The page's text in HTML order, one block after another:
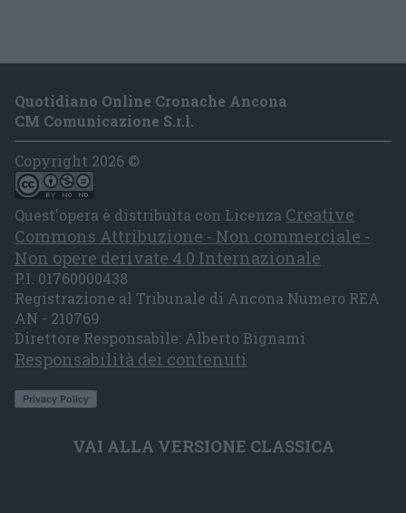
Quotidiano Online Cronache Ancona
CM Comunicazione S.r.l.
Copyright 2026 ©
Quest'opera è distribuita con Licenza Creative
Commons Attribuzione - Non commerciale -
Non opere derivate 4.0 Internazionale
P.I. 01760000438
Registrazione al Tribunale di Ancona Numero REA
AN - 210769
Direttore Responsabile: Alberto Bignami
Responsabilità dei contenuti
VAI ALLA VERSIONE CLASSICA